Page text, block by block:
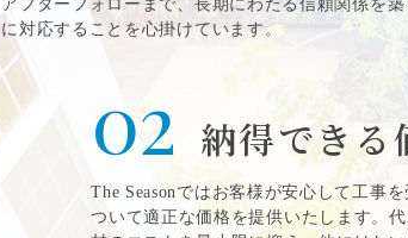
アフターフォローまで、長期にわたる信頼関係を
に対応することを心掛けています。
02 納得できる
The Seasonではお客様が安心して工事
ついて適正な価格を提供いたします。